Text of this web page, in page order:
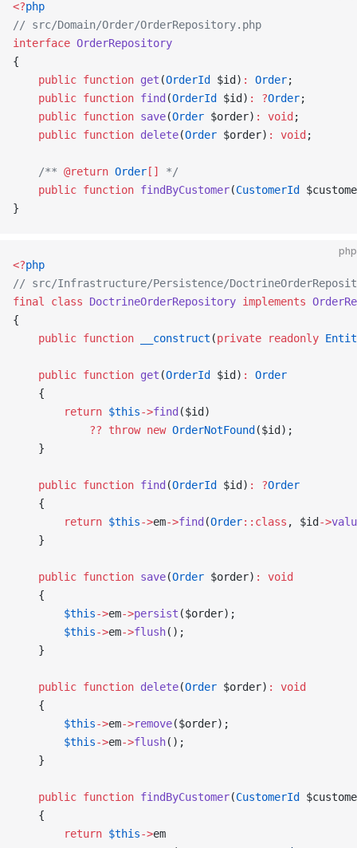
<?php
// src/Domain/Order/OrderRepository.php
interface OrderRepository
{
    public
function get (OrderId $id) : Order;
    public
function find (OrderId $id) : ?Order;
    public
function save(Order $order) : void ;
    public
function delete(Order $order) : void ;
    /**
@return Order []
*/
    public
function findByCustomer(CustomerId
}
php
<?php
// src/Infrastructure/Persistence/
final
class DoctrineOrderRepository implements
{
    public
function __construct (private readonly
    public
function get (OrderId $id) :
Order
    {
        return
$this->find ($id)
            ??
throw new OrderNotFound ($id);
    }
    public
function find (OrderId $id) : ?Order
    {
        return
$this->em->find (Order::class , $id ->
    }
    public
function save(Order $order) :
void
    {
        $this
->em->persist ($order);
        $this
->em->flush();
    }
    public
function delete(Order $order) :
void
    {
        $this
->em->remove($order);
        $this
->em->flush();
    }
    public
function findByCustomer(CustomerId
    {
        return
$this->em